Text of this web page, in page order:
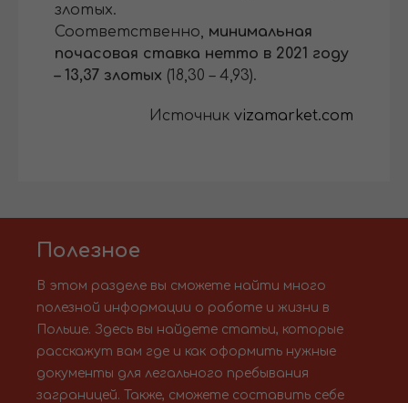
злотых.
Соответственно, минимальная
почасовая ставка нетто в 2021 году
– 13,37 злотых (18,30 – 4,93).
Источник vizamarket.com
Полезное
В этом разделе вы сможете найти много
полезной информации о работе и жизни в
Польше. Здесь вы найдете статьи, которые
расскажут вам где и как оформить нужные
документы для легального пребывания
заграницей. Также, сможете составить себе